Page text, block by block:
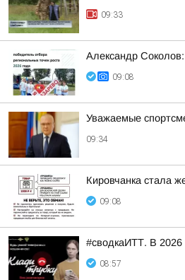
09:33
Александр
09:08
Уважаемые
09:34
Кировчанка стала
09:08
#сводкаИТТ. В 2026
08:57